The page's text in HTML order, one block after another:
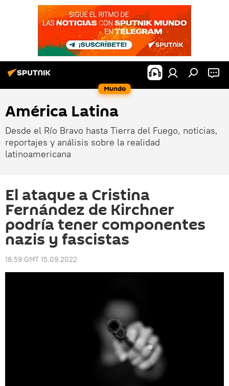
Mundo
América Latina
Desde el Río Bravo hasta Tierra del Fuego, noticias,
reportajes y análisis sobre la realidad
latinoamericana
El ataque a Cristina
Fernández de Kirchner
podría tener componentes
nazis y fascistas
18:59 GMT 15.09.2022